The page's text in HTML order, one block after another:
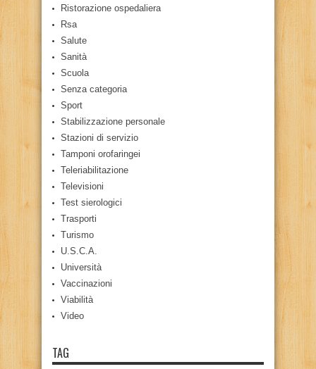
Ristorazione ospedaliera
Rsa
Salute
Sanità
Scuola
Senza categoria
Sport
Stabilizzazione personale
Stazioni di servizio
Tamponi orofaringei
Teleriabilitazione
Televisioni
Test sierologici
Trasporti
Turismo
U.S.C.A.
Università
Vaccinazioni
Viabilità
Video
TAG